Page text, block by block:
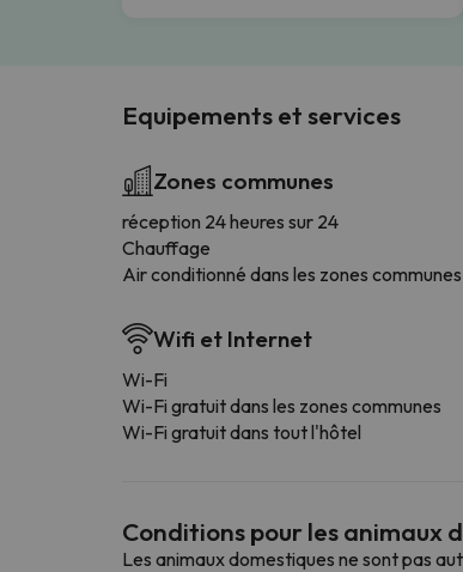
Equipements et services
Zones communes
réception 24 heures sur 24
Chauffage
Air conditionné dans les zones communes
Wifi et Internet
Wi-Fi
Wi-Fi gratuit dans les zones communes
Wi-Fi gratuit dans tout l'hôtel
Conditions pour les animaux
Les animaux domestiques ne sont pas